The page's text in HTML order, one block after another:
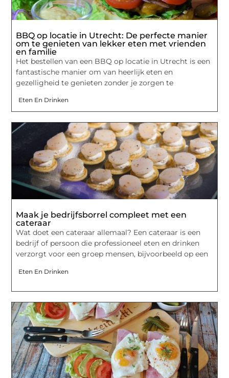
BBQ op locatie in Utrecht: De perfecte manier
om te genieten van lekker eten met vrienden
en familie
Het bestellen van een BBQ op locatie in Utrecht is een
fantastische manier om van heerlijk eten en
gezelligheid te genieten zonder je zorgen te
Eten En Drinken
Maak je bedrijfsborrel compleet met een
cateraar
Wat doet een cateraar allemaal? Een cateraar is een
bedrijf of persoon die professioneel eten en drinken
verzorgt voor een groep mensen, bijvoorbeeld op een
Eten En Drinken